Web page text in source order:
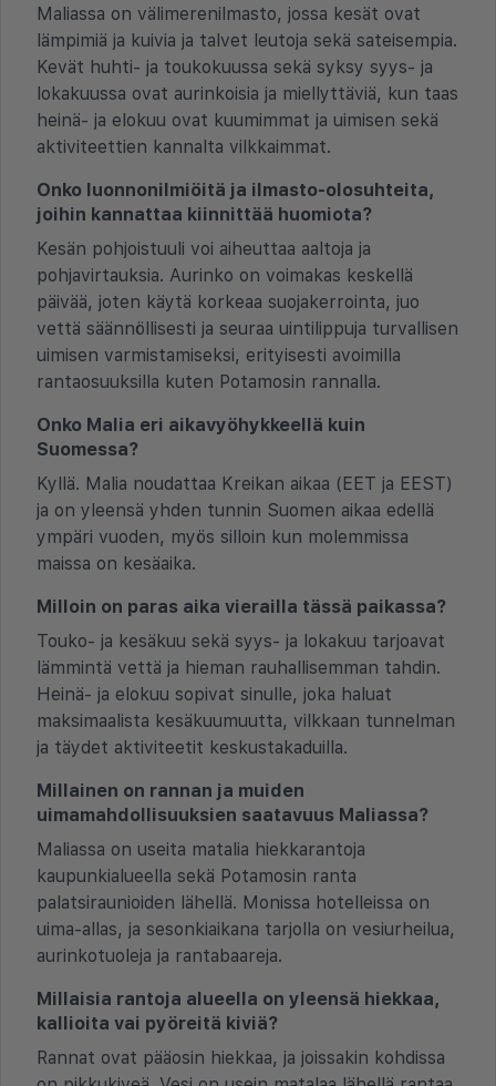
Maliassa on välimerenilmasto, jossa kesät ovat
lämpimiä ja kuivia ja talvet leutoja sekä sateisempia.
Kevät huhti- ja toukokuussa sekä syksy syys- ja
lokakuussa ovat aurinkoisia ja miellyttäviä, kun taas
heinä- ja elokuu ovat kuumimmat ja uimisen sekä
aktiviteettien kannalta vilkkaimmat.
Onko luonnonilmiöitä ja ilmasto-olosuhteita,
joihin kannattaa kiinnittää huomiota?
Kesän pohjoistuuli voi aiheuttaa aaltoja ja
pohjavirtauksia. Aurinko on voimakas keskellä
päivää, joten käytä korkeaa suojakerrointa, juo
vettä säännöllisesti ja seuraa uintilippuja turvallisen
uimisen varmistamiseksi, erityisesti avoimilla
rantaosuuksilla kuten Potamosin rannalla.
Onko Malia eri aikavyöhykkeellä kuin
Suomessa?
Kyllä. Malia noudattaa Kreikan aikaa (EET ja EEST)
ja on yleensä yhden tunnin Suomen aikaa edellä
ympäri vuoden, myös silloin kun molemmissa
maissa on kesäaika.
Milloin on paras aika vierailla tässä paikassa?
Touko- ja kesäkuu sekä syys- ja lokakuu tarjoavat
lämmintä vettä ja hieman rauhallisemman tahdin.
Heinä- ja elokuu sopivat sinulle, joka haluat
maksimaalista kesäkuumuutta, vilkkaan tunnelman
ja täydet aktiviteetit keskustakaduilla.
Millainen on rannan ja muiden
uimamahdollisuuksien saatavuus Maliassa?
Maliassa on useita matalia hiekkarantoja
kaupunkialueella sekä Potamosin ranta
palatsiraunioiden lähellä. Monissa hotelleissa on
uima-allas, ja sesonkiaikana tarjolla on vesiurheilua,
aurinkotuoleja ja rantabaareja.
Millaisia rantoja alueella on yleensä hiekkaa,
kallioita vai pyöreitä kiviä?
Rannat ovat pääosin hiekkaa, ja joissakin kohdissa